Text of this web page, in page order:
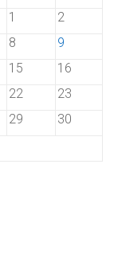
1
2
8
9
15
16
22
23
29
30